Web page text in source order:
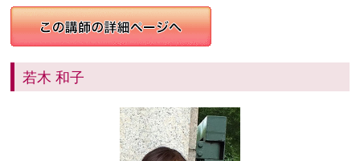
若木 和子